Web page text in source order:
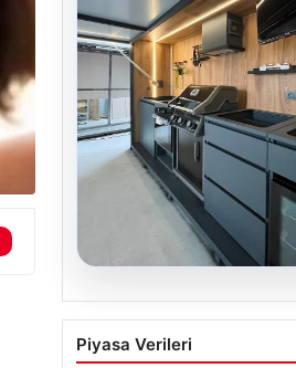
04.08.2026
Açık Alan Yaşam
alanlarında Estetik ve
Piyasa Verileri